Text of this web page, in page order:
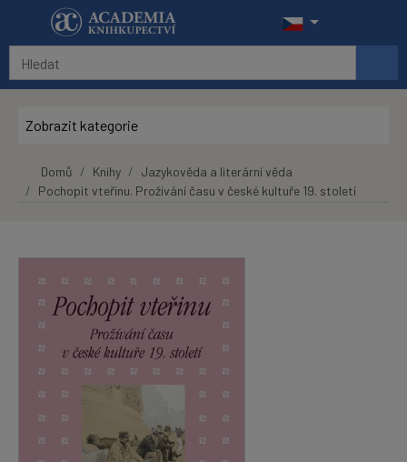
Přeskočit na hlavní obsah
Zobrazit kategorie
Domů Knihy
Jazykověda a literární věda
Pochopit vteřinu. Prožívání času v české kultuře 19. století